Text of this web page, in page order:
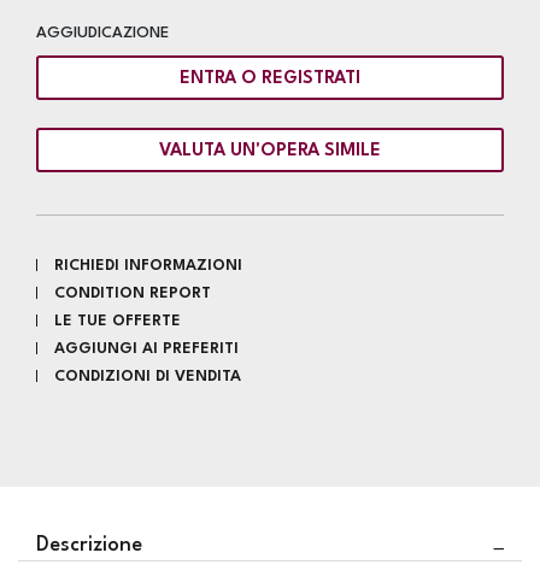
AGGIUDICAZIONE
ENTRA O REGISTRATI
VALUTA UN'OPERA SIMILE
RICHIEDI INFORMAZIONI
CONDITION REPORT
LE TUE OFFERTE
AGGIUNGI AI PREFERITI
CONDIZIONI DI VENDITA
Descrizione